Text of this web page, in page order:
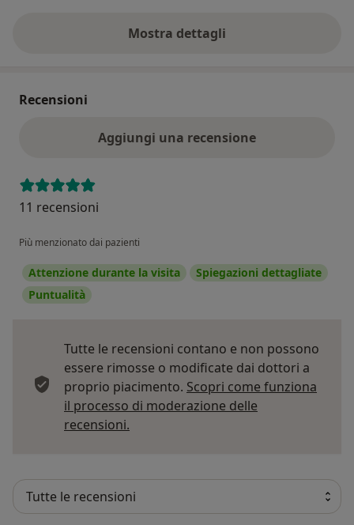
Mostra dettagli
sull'indirizzo
Recensioni
Aggiungi una recensione
11 recensioni
Più menzionato dai pazienti
Attenzione durante la visita
Spiegazioni dettagliate
Puntualità
Tutte le recensioni contano e non possono
essere rimosse o modificate dai dottori a
proprio piacimento. Scopri come funziona
il processo di moderazione delle
recensioni.